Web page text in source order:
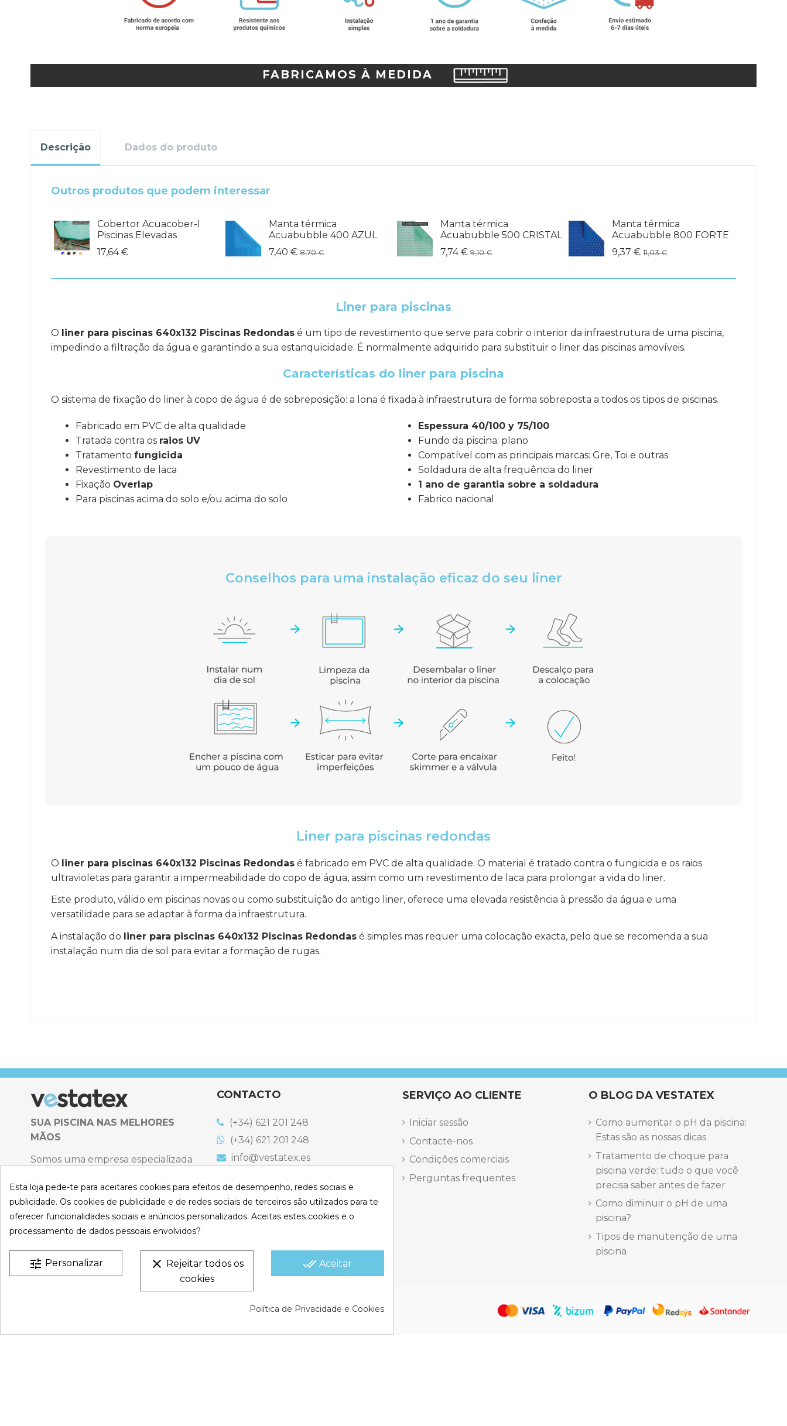
FABRICAMOS À MEDIDA
Descrição Dados do produto
Outros produtos que podem interessar
Cobertor Acuacober-I
Piscinas Elevadas
17,64 €
Manta térmica
Acuabubble 400 AZUL
7,40 € 8,70 €
Manta térmica
Acuabubble 500 CRISTAL
7,74 € 9,10 €
Manta térmica
Acuabubble 800 FORTE
9,37 € 11,03 €
Liner para piscinas
O liner para piscinas 640x132 Piscinas Redondas é um tipo de revestimento que serve para cobrir o interior da infraestrutura de uma piscina,
impedindo a filtração da água e garantindo a sua estanquicidade. É normalmente adquirido para substituir o liner das piscinas amovíveis.
Características do liner para piscina
O sistema de fixação do liner à copo de água é de sobreposição: a lona é fixada à infraestrutura de forma sobreposta a todos os tipos de piscinas.
Fabricado em PVC de alta qualidade
Tratada contra os raios UV
Tratamento fungicida
Revestimento de laca
Fixação Overlap
Para piscinas acima do solo e/ou acima do solo
Espessura 40/100 y 75/100
Fundo da piscina: plano
Compatível com as principais marcas: Gre, Toi e outras
Soldadura de alta frequência do liner
1 ano de garantia sobre a soldadura
Fabrico nacional
Conselhos para uma instalação eficaz do seu liner
Liner para piscinas redondas
O liner para piscinas 640x132 Piscinas Redondas é fabricado em PVC de alta qualidade. O material é tratado contra o fungicida e os raios
ultravioletas para garantir a impermeabilidade do copo de água, assim como um revestimento de laca para prolongar a vida do liner.
Este produto, válido em piscinas novas ou como substituição do antigo liner, oferece uma elevada resistência à pressão da água e uma
versatilidade para se adaptar à forma da infraestrutura.
A instalação do liner para piscinas 640x132 Piscinas Redondas é simples mas requer uma colocação exacta, pelo que se recomenda a sua
instalação num dia de sol para evitar a formação de rugas.
SUA PISCINA NAS MELHORES
MÃOS
Somos uma empresa especializada
piscinas e produtos de filtração,
climatização, limpeza e desinfeção
para piscinas privadas privadas.
CONTACTO
(+34) 621 201 248
(+34) 621 201 248
info@vestatex.es
España
Bulevard dels Musics, 11 | Alicante,
De 9:00 a 15:30 h.
SERVIÇO AO CLIENTE
Iniciar sessão
Contacte-nos
Condições comerciais
Perguntas frequentes
O BLOG DA VESTATEX
Como aumentar o pH da piscina:
Estas são as nossas dicas
Tratamento de choque para
piscina verde: tudo o que você
precisa saber antes de fazer
Como diminuir o pH de uma
piscina?
Tipos de manutenção de uma
piscina
Termos e Condições | Política de Cookies |
Política de
Esta loja pede-te para aceitares cookies para efeitos de desempenho, redes sociais e
publicidade. Os cookies de publicidade e de redes sociais de terceiros são utilizados para te
oferecer funcionalidades sociais e anúncios personalizados. Aceitas estes cookies e o
processamento de dados pessoais envolvidos?
done_all Aceitar
clear Rejeitar todos os
cookies
tune Personalizar
Política de Privacidade e Cookies